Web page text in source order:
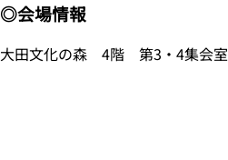
◎会場情報
大田文化の森 4階 第3・4集会室